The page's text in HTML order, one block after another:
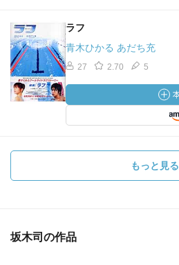
ラフ
青木ひかる あだち充
27 2.70 5
もっと見る
坂木司の作品